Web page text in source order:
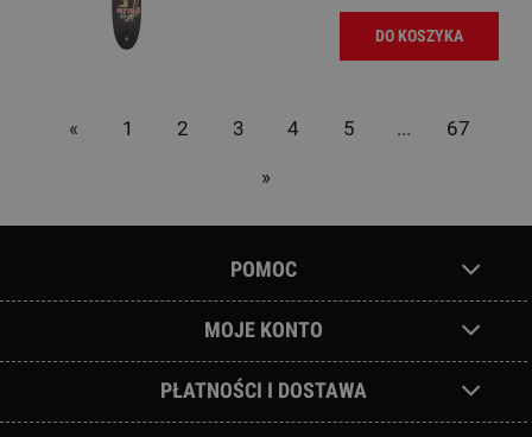
DO KOSZYKA
« 1 2 3 4 5 ... 67
»
POMOC
MOJE KONTO
PŁATNOŚCI I DOSTAWA